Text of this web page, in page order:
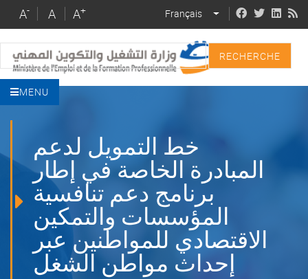
content
A- A A+ Français LIST ADDITIONAL
Recherche
MENU
خط التمويل لدعم
المبادرة الخاصة في إطار
برنامج دعم تنافسية
المؤسسات والتمكين
الاقتصادي للمواطنين عبر
إحداث مواطن الشغل